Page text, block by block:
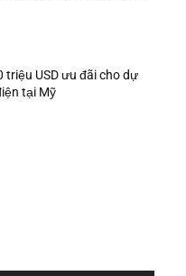
triệu USD ưu đãi cho dự
tại Mỹ